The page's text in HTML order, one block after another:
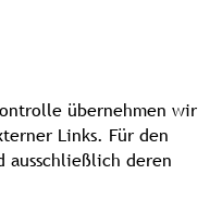
übernehmen wir
Links. Für den
ausschließlich deren